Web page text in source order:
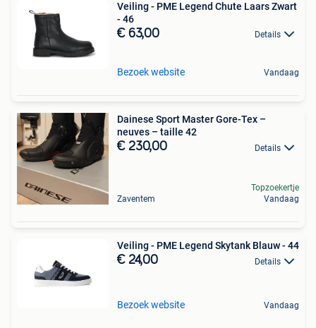
Veiling - PME Legend Chute Laars Zwart
- 46
€ 63,00 Details
Bezoek website Vandaag
Dainese Sport Master Gore-Tex –
neuves – taille 42
€ 230,00 Details
Zaventem
Topzoekertje
Vandaag
Veiling - PME Legend Skytank Blauw - 44
€ 24,00 Details
Bezoek website Vandaag